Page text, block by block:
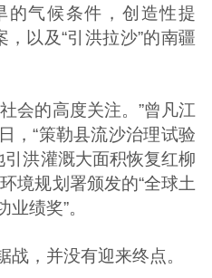
的气候条件，创造性提
，以及“引洪拉沙”的南疆
会的高度关注。”曾凡江
，“策勒县流沙治理试验
引洪灌溉大面积恢复红柳
境规划署颁发的“全球土
绩奖”。
，并没有迎来终点。